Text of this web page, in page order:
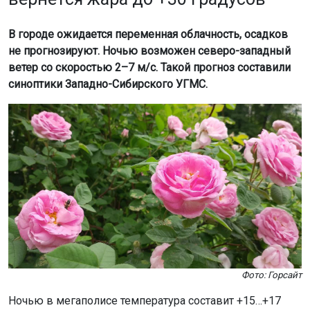
В городе ожидается переменная облачность, осадков
не прогнозируют. Ночью возможен северо-западный
ветер со скоростью 2–7 м/с. Такой прогноз составили
синоптики Западно-Сибирского УГМС.
Фото: Горсайт
Ночью в мегаполисе температура составит +15…+17